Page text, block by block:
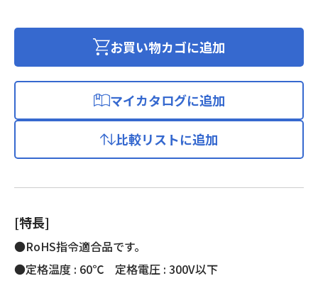
平
ー
個
お買い物カゴに追加
マイカタログに追加
比較リストに追加
[特長]
●RoHS指令適合品です。
●定格温度 : 60℃ 定格電圧 : 300V以下